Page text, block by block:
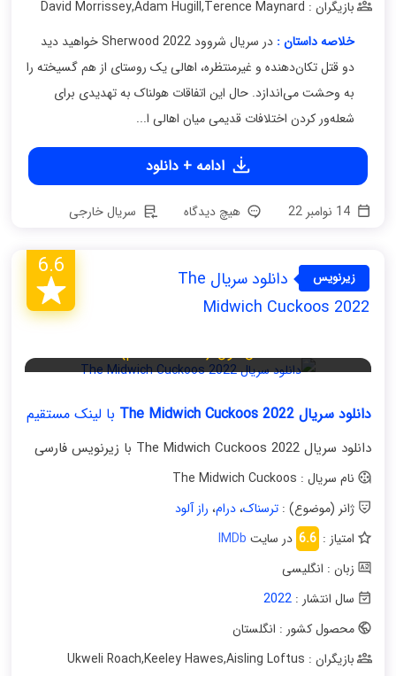
بازیگران : David Morrissey
,Adam Hugill,Terence Maynard
خلاصه داستان :
در سریال شروود Sherwood 2022 خواهید دید
دو قتل تکان‌دهنده و غیرمنتظره، اهالی یک روستای از هم گسیخته را
به وحشت می‌اندازد. حال این اتفاقات هولناک به تهدیدی برای
شعله‌ور کردن اختلافات قدیمی میان اهالی ا...
ادامه + دانلود
14 نوامبر 22 هیچ دیدگاه سریال خارجی
زیرنویس
فارسی
دانلود سریال The
Midwich Cuckoos 2022
6.6
فصل اول (قسمت هفتم)
دانلود سریال The Midwich Cuckoos 2022 با لینک مستقیم
دانلود سریال The Midwich Cuckoos 2022 با زیرنویس فارسی
نام سریال : The Midwich Cuckoos
ژانر (موضوع) :ترسناک،درام، راز آلود
امتیاز : 6.6 در سایت IMDb
زبان : انگلیسی
سال انتشار :2022
محصول کشور : انگلستان
بازیگران : Ukweli Roach
,Keeley Hawes,Aisling Loftus